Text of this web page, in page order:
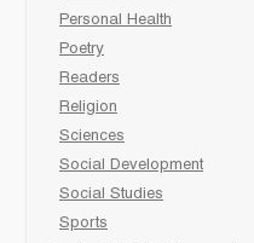
Personal Health
Poetry
Readers
Religion
Sciences
Social Development
Social Studies
Sports